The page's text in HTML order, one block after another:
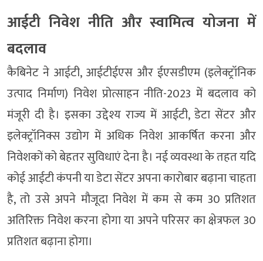
आईटी निवेश नीति और स्वामित्व योजना में
बदलाव
कैबिनेट ने आईटी, आईटीईएस और ईएसडीएम (इलेक्ट्रॉनिक
उत्पाद निर्माण) निवेश प्रोत्साहन नीति-2023 में बदलाव को
मंजूरी दी है। इसका उद्देश्य राज्य में आईटी, डेटा सेंटर और
इलेक्ट्रॉनिक्स उद्योग में अधिक निवेश आकर्षित करना और
निवेशकों को बेहतर सुविधाएं देना है। नई व्यवस्था के तहत यदि
कोई आईटी कंपनी या डेटा सेंटर अपना कारोबार बढ़ाना चाहता
है, तो उसे अपने मौजूदा निवेश में कम से कम 30 प्रतिशत
अतिरिक्त निवेश करना होगा या अपने परिसर का क्षेत्रफल 30
प्रतिशत बढ़ाना होगा।